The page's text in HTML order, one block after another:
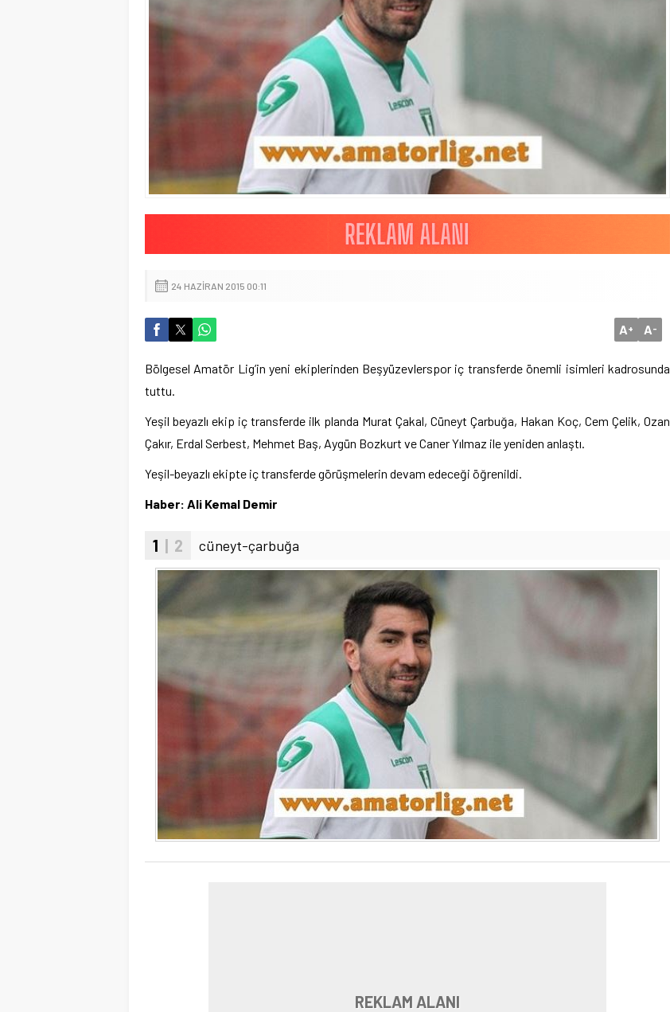
24 HAZIRAN 2015 00:11
A+ A-
Bölgesel Amatör Lig’in yeni ekiplerinden Beşyüzevlerspor iç transferde önemli isimleri kadrosunda
tuttu.
Yeşil beyazlı ekip iç transferde ilk planda Murat Çakal, Cüneyt Çarbuğa, Hakan Koç, Cem Çelik, Ozan
Çakır, Erdal Serbest, Mehmet Baş, Aygün Bozkurt ve Caner Yılmaz ile yeniden anlaştı.
Yeşil-beyazlı ekipte iç transferde görüşmelerin devam edeceği öğrenildi.
Haber: Ali Kemal Demir
1 | 2 cüneyt-çarbuğa
REKLAM ALANI